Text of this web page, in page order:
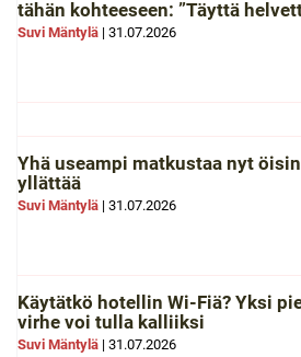
tähän kohteeseen: ”Täyttä
Suvi Mäntylä | 31.07.2026
Yhä useampi matkustaa nyt
yllättää
Suvi Mäntylä | 31.07.2026
Käytätkö hotellin Wi-Fiä? Yksi
virhe voi tulla kalliiksi
Suvi Mäntylä | 31.07.2026